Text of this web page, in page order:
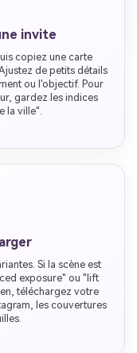
invite
copiez une carte
de petits détails
ou l'objectif. Pour
gardez les indices
la ville".
Si la scène est
exposure" ou "lift
téléchargez votre
les couvertures